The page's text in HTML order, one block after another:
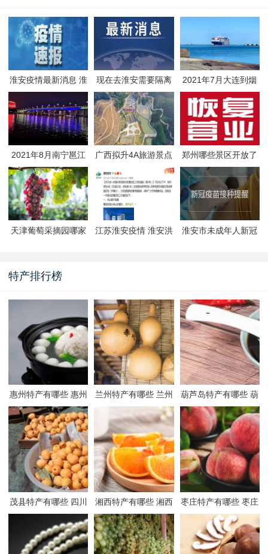
淮安疫情最新消息 淮
安疫情防控政策
现在去淮安需要隔离
吗 淮安最新隔离政策
2021年7月大连到烟
台航线因台风停航
2021年8月南宁邕江
夜游活动
广西拟升4A旅游景点
郑州哪些景区开放了
郑州景区什么时候恢
复开放
天津葡萄采摘园哪家
江苏淮安疫情 淮安洪
淮安市未成年人新冠
特产排行榜
惠州特产有哪些 惠州
有哪些特产
兰州特产有哪些 兰州
有哪些特产
葫芦岛特产有哪些 葫
芦岛有哪些特产
茂县特产有哪些 四川
茂县有哪些特产
湘西特产有哪些 湘西
有哪些特产
枣庄特产有哪些 枣庄
有哪些特产